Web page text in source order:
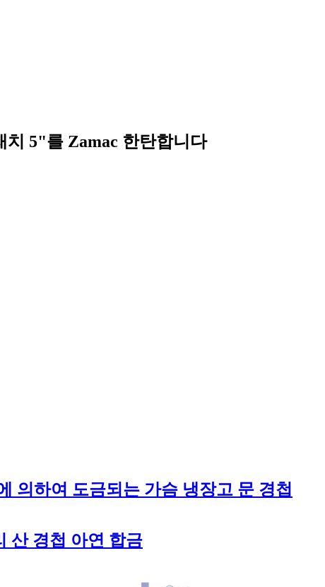
치 5"를 Zamac 한탄합니다
의하여 도금되는 가슴 냉장고 문 경첩
산 경첩 아연 합금